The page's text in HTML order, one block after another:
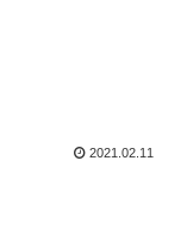
2021.02.11